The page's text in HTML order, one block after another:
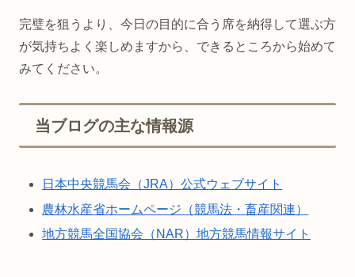
完璧を狙うより、今日の目的に合う席を納得して選ぶ方
が気持ちよく楽しめますから、できるところから始めて
みてください。
当ブログの主な情報源
日本中央競馬会（JRA）公式ウェブサイト
農林水産省ホームページ（競馬法・畜産関連）
地方競馬全国協会（NAR）地方競馬情報サイト